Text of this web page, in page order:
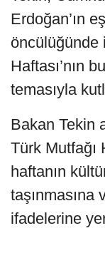
Erdoğan’ın
öncülüğünde
Haftası’nın
temasıyla
Bakan Tekin
Türk Mutfağı
haftanın
taşınmasına
ifadelerine